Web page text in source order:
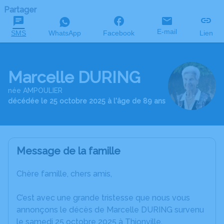
Partager
SMS WhatsApp Facebook E-mail Lien
Marcelle DURING
née AMPOULIER
décédée le 25 octobre 2025 à l'âge de 89 ans
Message de la famille
Chère famille, chers amis,
C’est avec une grande tristesse que nous vous
annonçons le décès de Marcelle DURING survenu
le samedi 25 octobre 2025 à Thionville.